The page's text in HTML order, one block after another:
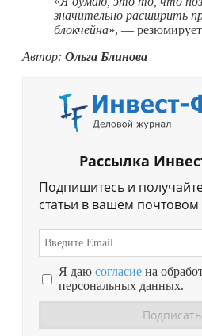
значительно расширить
блокчейна», —
Автор: Ольга Блинова
Рассылка
Подпишитесь и
статьи в вашем
Я даю согласие на
персональных данных.